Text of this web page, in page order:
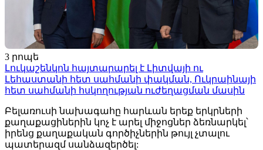
3 րոպե
Լուկաշենկոն հայտարարել է Լիտվայի ու
Լեհաստանի հետ սահմանի փակման, Ուկրաինայի
հետ սահմանի հսկողության ուժեղացման մասին
Բելառուսի նախագահը հարևան երեք երկրների
քաղաքացիներին կոչ է արել միջոցներ ձեռնարկել՝
իրենց քաղաքական գործիչներին թույլ չտալու
պատերազմ սանձազերծել: